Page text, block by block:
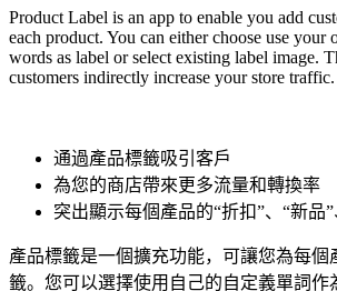
Product Label is an app to enable you add
each product. You can either choose use your
words as label or select existing label image.
customers indirectly increase your store traffic.
通過產品標籤吸引客戶
為您的商店帶來更多流量和轉換率
突出顯示每個產品的“折扣”、“新品
產品標籤是一個擴充功能，可讓您為每個
籤。您可以選擇使用自己的自定義單詞作